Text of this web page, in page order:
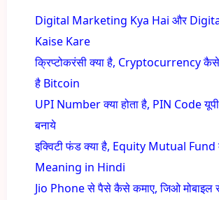
Digital Marketing Kya Hai और
Kaise Kare
क्रिप्टोकरंसी क्या है, Cryptocurrency कैसे
है Bitcoin
UPI Number क्या होता है, PIN Code
बनाये
इक्विटी फंड क्या है, Equity Mutual Fund
Meaning in Hindi
Jio Phone से पैसे कैसे कमाए, जिओ